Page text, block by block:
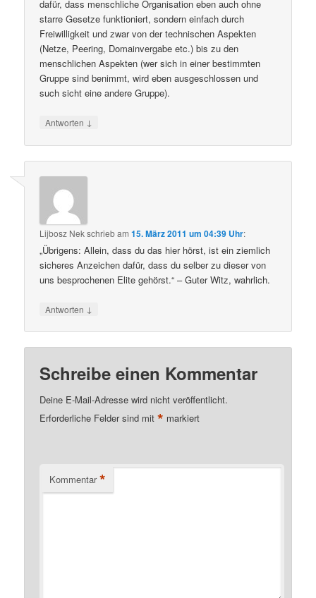
dafür, dass menschliche Organisation eben auch ohne
starre Gesetze funktioniert, sondern einfach durch
Freiwilligkeit und zwar von der technischen Aspekten
(Netze, Peering, Domainvergabe etc.) bis zu den
menschlichen Aspekten (wer sich in einer bestimmten
Gruppe sind benimmt, wird eben ausgeschlossen und
such sicht eine andere Gruppe).
Antworten ↓
Lijbosz Nekschriebam15. März 2011 um 04:39 Uhr:
„Übrigens: Allein, dass du das hier hörst, ist ein ziemlich
sicheres Anzeichen dafür, dass du selber zu dieser von
uns besprochenen Elite gehörst.“ – Guter Witz, wahrlich.
Antworten ↓
Schreibe einen Kommentar
Deine E-Mail-Adresse wird nicht veröffentlicht.
Erforderliche Felder sind mit* markiert
Kommentar *